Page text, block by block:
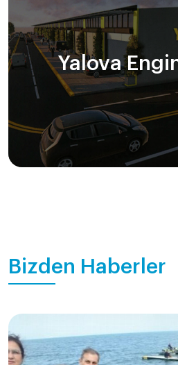
Yalova
Bizden Haberler